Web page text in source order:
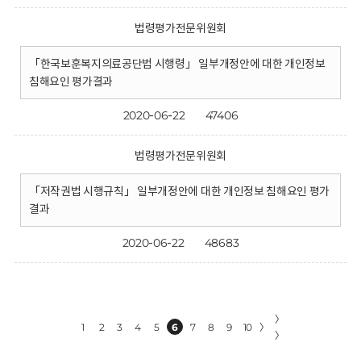
법령평가전문위원회
「한국보훈복지의료공단법 시행령」 일부개정안에 대한 개인정보
침해요인 평가결과
2020-06-22 47406
법령평가전문위원회
「저작권법 시행규칙」 일부개정안에 대한 개인정보 침해요인 평가
결과
2020-06-22 48683
1 2 3 4 5 6 7 8 9 10 〉
〉
〉